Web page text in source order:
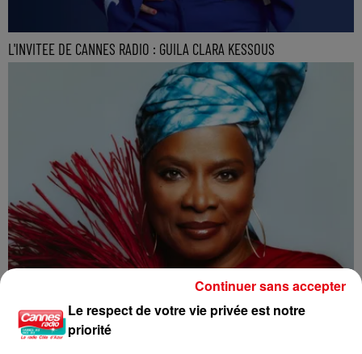
L'INVITEE DE CANNES RADIO : GUILA CLARA KESSOUS
Le respect de votre vie privée est notre
priorité
Continuer sans accepter